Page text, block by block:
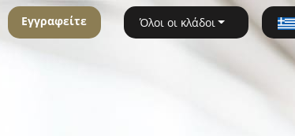
Εγγραφείτε Όλοι οι κλάδοι